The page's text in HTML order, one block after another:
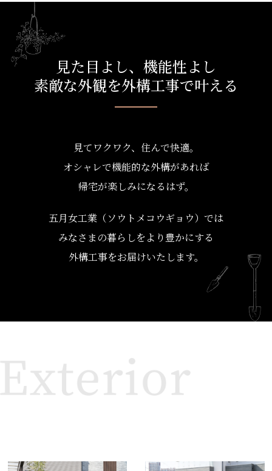
見た目よし、機能性よし
素敵な外観を外構工事で叶える
見てワクワク、住んで快適。
オシャレで機能的な外構があれば
帰宅が楽しみになるはず。
五月女工業（ソウトメコウギョウ）では
みなさまの暮らしをより豊かにする
外構工事をお届けいたします。